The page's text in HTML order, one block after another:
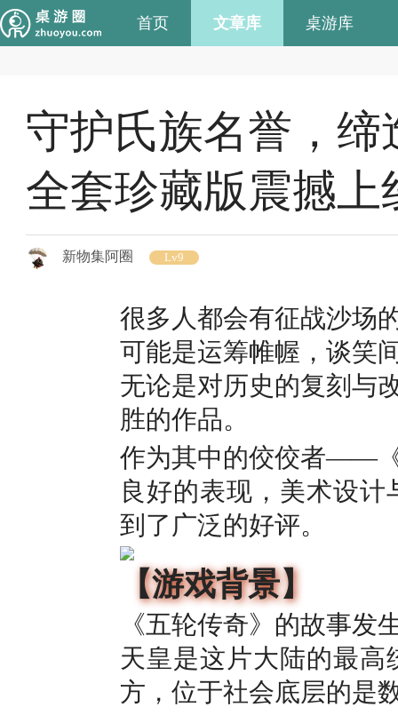
首页 文章库 桌游库
守护氏族名誉，
全套珍藏版震撼上
新物集阿圈 Lv9
很多人都会有征战沙场
可能是运筹帷幄，谈笑
无论是对历史的复刻与
胜的作品。
作为其中的佼佼者——
良好的表现，美术设
到了广泛的好评。
【游戏背景】
《五轮传奇》的故事
天皇是这片大陆的最
方，位于社会底层的是